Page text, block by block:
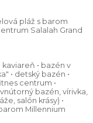
pláž s barom
Salalah Grand
• bazén v
• detský bazén •
centrum •
bazén, vírivka,
salón krásy) •
Millennium